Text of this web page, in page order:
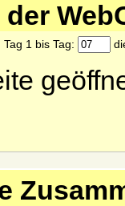
Tag 1 bis Tag: